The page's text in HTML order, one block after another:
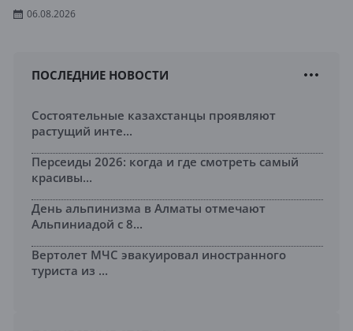
06.08.2026
ПОСЛЕДНИЕ НОВОСТИ
Состоятельные казахстанцы проявляют
растущий инте...
Персеиды 2026: когда и где смотреть самый
красивы...
День альпинизма в Алматы отмечают
Альпиниадой с 8...
Вертолет МЧС эвакуировал иностранного
туриста из ...